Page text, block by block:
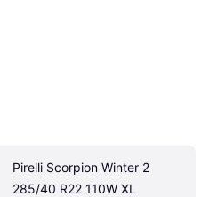
Pirelli Scorpion Winter 2
285/40 R22 110W XL